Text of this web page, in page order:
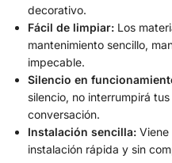
decorativo.
Fácil de limpiar: Los
mantenimiento sencillo,
impecable.
Silencio en
silencio, no interrumpirá
conversación.
Instalación sencilla: Viene
instalación rápida y sin